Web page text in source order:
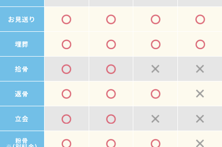
お見送り
埋葬
拾骨
返骨
立会
粉骨